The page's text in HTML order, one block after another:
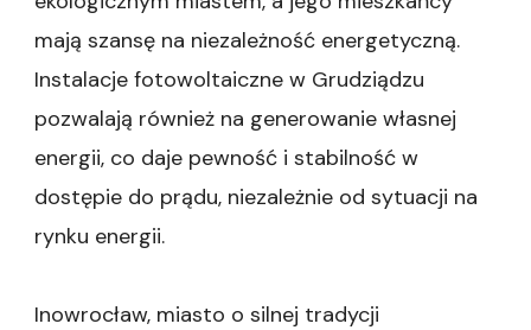
mają szansę na niezależność energetyczną.
Instalacje fotowoltaiczne w Grudziądzu
pozwalają również na generowanie własnej
energii, co daje pewność i stabilność w
dostępie do prądu, niezależnie od sytuacji na
rynku energii.
Inowrocław, miasto o silnej tradycji